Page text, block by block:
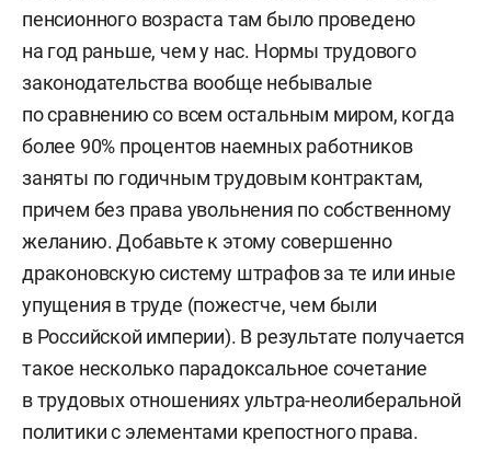
пенсионного возраста там было проведено
на год раньше, чем у нас. Нормы трудового
законодательства вообще небывалые
по сравнению со всем остальным миром, когда
более 90% процентов наемных работников
заняты по годичным трудовым контрактам,
причем без права увольнения по собственному
желанию. Добавьте к этому совершенно
драконовскую систему штрафов за те или иные
упущения в труде (пожестче, чем были
в Российской империи). В результате получается
такое несколько парадоксальное сочетание
в трудовых отношениях ультра-неолиберальной
политики с элементами крепостного права.